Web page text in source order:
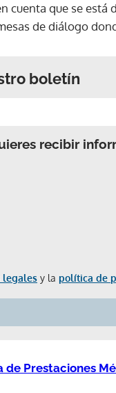
cuenta que se
de diálogo
boletín
recibir
legales y la política de
de Prestaciones